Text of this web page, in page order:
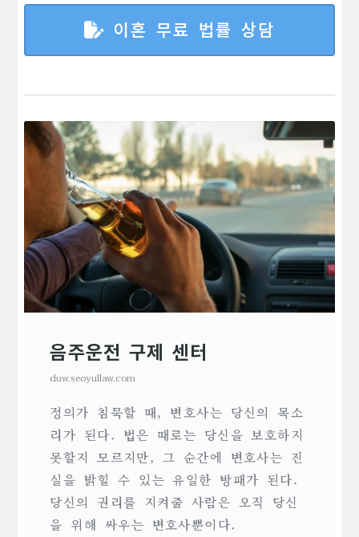
이혼 무료 법률 상담
음주운전 구제 센터
duw.seoyullaw.com
정의가 침묵할 때, 변호사는 당신의 목소
리가 된다. 법은 때로는 당신을 보호하지
못할지 모르지만, 그 순간에 변호사는 진
실을 밝힐 수 있는 유일한 방패가 된다.
당신의 권리를 지켜줄 사람은 오직 당신
을 위해 싸우는 변호사뿐이다.